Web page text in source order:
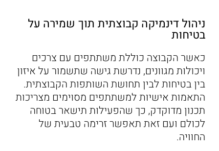
ניהול דינמיקה קבוצתית תוך שמירה על
בטיחות
כאשר הקבוצה כוללת משתתפים עם צרכים
ויכולות מגוונים, נדרשת גישה שתשמור על איזון
בין בטיחות לבין תחושת השותפות הקבוצתית.
התאמות אישיות למשתתפים מסוימים מצריכות
תכנון מדוקדק, כך שהפעילות תישאר בטוחה
לכולם ועם זאת תאפשר זרימה טבעית של
החוויה.